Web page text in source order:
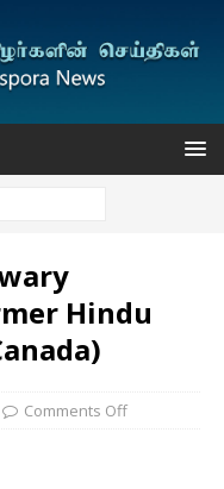
Hindu
Comments Off